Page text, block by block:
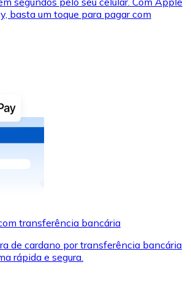
com dinheiro e outros
dinheiro
SEPA
e Mastercard para comprar
cartão
basta um toque para pagar com
transferência bancária
de cardano por transferência bancária
rápida e segura.